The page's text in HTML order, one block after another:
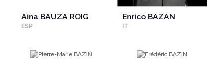
Aina BAUZA ROIG
ESP
Enrico BAZAN
IT